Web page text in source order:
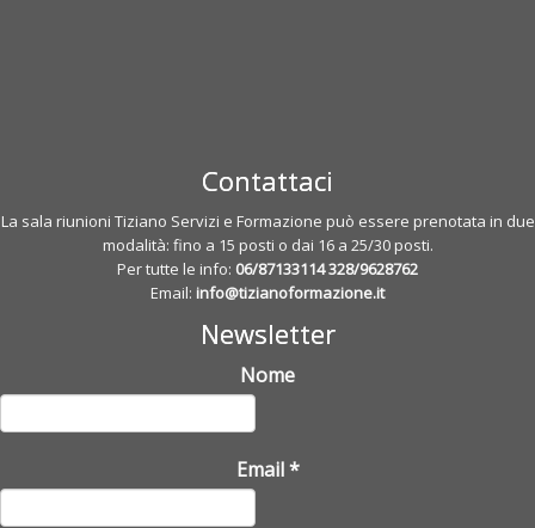
Contattaci
La sala riunioni Tiziano Servizi e Formazione può essere prenotata in due
modalità: fino a 15 posti o dai 16 a 25/30 posti.
Per tutte le info: 06/87133114328/9628762
Email: info@tizianoformazione.it
Newsletter
Nome
Email*